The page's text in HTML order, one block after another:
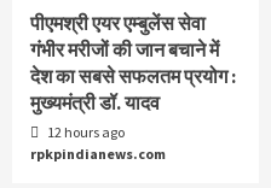
पीएमश्री एयर एम्बुलेंस सेवा
गंभीर मरीजों की जान बचाने में
देश का सबसे सफलतम प्रयोग :
मुख्यमंत्री डॉ. यादव
12 hours ago
rpkpindianews.com